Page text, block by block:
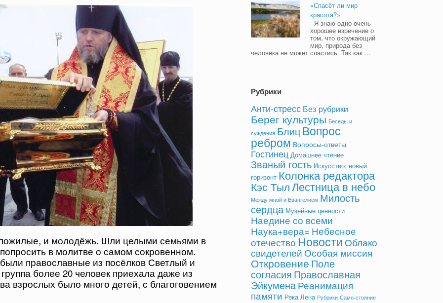
и молодёжь. Шли целыми семьями в
в молитве о самом сокровенном.
православные из посёлков Светлый и
более 20 человек приехала даже из
взрослых было много детей, с благоговением
«Спасёт ли мир
красота?»
Я знаю одно очень
хорошее изречение о
том, что окружающий
мир, природа без
человека не может спастись. Так как …
Рубрики
Анти-стресс Без рубрики
Берег культуры Беседы и
суждения БлицВопрос
ребром Вопросы-ответы
Гостинец Домашнее чтение
Званый гость Искусство: новый
горизонт Колонка редактора
Кэс ТылЛестница в небо
Между мной и Евангелием Милость
сердца Музейные ценности
Наедине со всеми
Наука+вера= Небесное
отечество Новости Облако
свидетелей Особая миссия
Откровение Поле
согласия Православная
ЭйкуменаРеанимация
памяти Река Лена Рубрики Само-стояние